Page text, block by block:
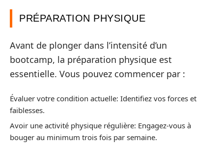
PRÉPARATION PHYSIQUE
Avant de plonger dans l’intensité d’un
bootcamp, la préparation physique est
essentielle. Vous pouvez commencer par :
Évaluer votre condition actuelle: Identifiez vos forces et
faiblesses.
Avoir une activité physique régulière: Engagez-vous à
bouger au minimum trois fois par semaine.